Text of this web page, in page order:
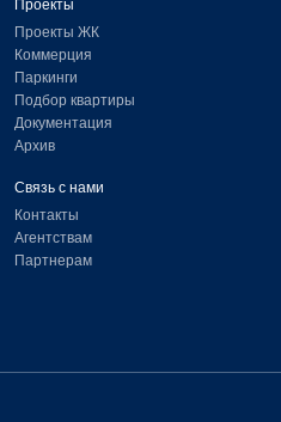
Проекты
Проекты ЖК
Коммерция
Паркинги
Подбор квартиры
Документация
Архив
Связь с нами
Контакты
Агентствам
Партнерам